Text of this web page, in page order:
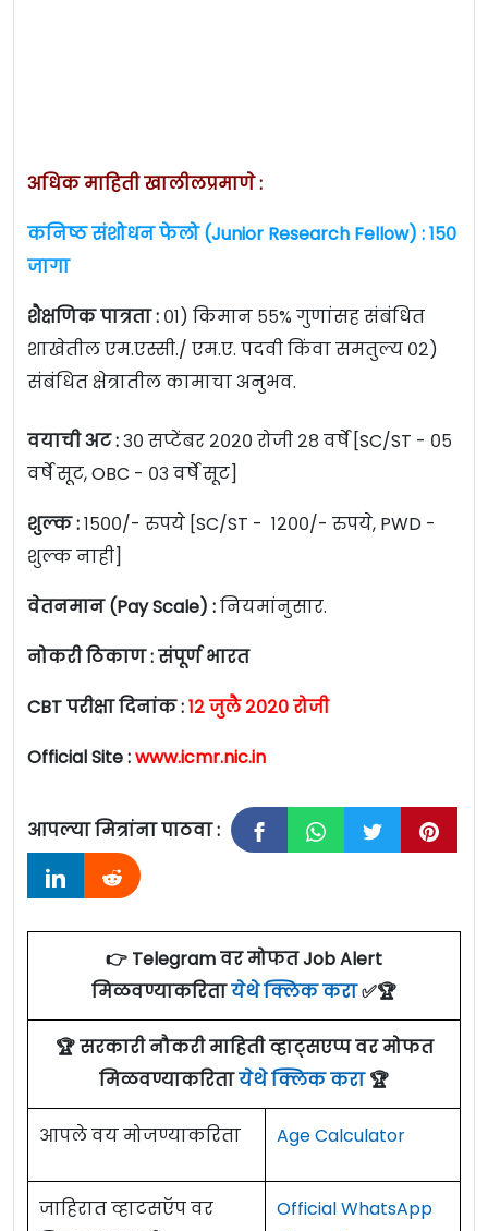
अधिक माहिती खालीलप्रमाणे :
कनिष्ठ संशोधन फेलो (Junior Research Fellow) : १५०
जागा
शैक्षणिक पात्रता : ०१) किमान ५५% गुणांसह संबंधित
शाखेतील एम.एस्सी./ एम.ए. पदवी किंवा समतुल्य ०२)
संबंधित क्षेत्रातील कामाचा अनुभव.
वयाची अट :३० सप्टेंबर २०२० रोजी २८ वर्षे [SC/ST - ०५
वर्षे सूट, OBC - ०३ वर्षे सूट]
शुल्क :१५००/- रुपये [SC/ST - १२००/- रुपये, PWD -
शुल्क नाही]
वेतनमान (Pay Scale) :नियमांनुसार.
नोकरी ठिकाण : संपूर्ण भारत
CBT परीक्षा दिनांक :१२ जुलै २०२० रोजी
Official Site :www.icmr.nic.in
आपल्या मित्रांना पाठवा :
👉 Telegram वर मोफत Job Alert
मिळवण्याकरितायेथे क्लिक करा✅🏆
🏆 सरकारी नौकरी माहिती व्हाट्सएप्प वर मोफत
मिळवण्याकरितायेथे क्लिक करा🏆
आपले वय मोजण्याकरिता Age Calculator
जाहिरात व्हाटसऍप वर
Official WhatsApp